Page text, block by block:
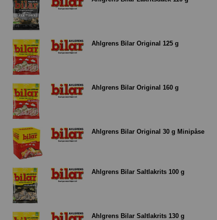
Ahlgrens Bilar Original 125 g
Ahlgrens Bilar Original 160 g
Ahlgrens Bilar Original 30 g Minipåse
Ahlgrens Bilar Saltlakrits 100 g
Ahlgrens Bilar Saltlakrits 130 g